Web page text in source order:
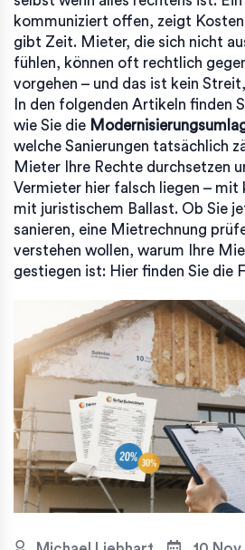
kommuniziert offen, zeigt
gibt Zeit. Mieter, die sich nicht
fühlen, können oft rechtlich
vorgehen – und das ist kein
In den folgenden Artikeln finden
wie Sie die
welche Sanierungen tatsächlich
Mieter Ihre Rechte durchsetzen
Vermieter hier falsch liegen – mit
mit juristischem Ballast. Ob Sie
sanieren, eine Mietrechnung
verstehen wollen, warum Ihre
gestiegen ist: Hier finden Sie die